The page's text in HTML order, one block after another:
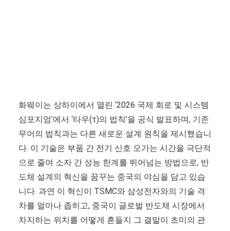
화웨이는 상하이에서 열린 ‘2026 국제 회로 및 시스템
심포지엄’에서 ‘타우(τ)의 법칙’을 공식 발표하며, 기존
무어의 법칙과는 다른 새로운 설계 원칙을 제시했습니
다. 이 기술은 부품 간 전기 신호 오가는 시간을 극단적
으로 줄여 소자 간 성능 한계를 뛰어넘는 방법으로, 반
도체 설계의 혁신을 꿈꾸는 중국의 야심을 담고 있습
니다. 과연 이 혁신이 TSMC와 삼성전자와의 기술 격
차를 얼마나 좁히고, 중국이 글로벌 반도체 시장에서
차지하는 위치를 어떻게 흔들지 그 결말이 초미의 관